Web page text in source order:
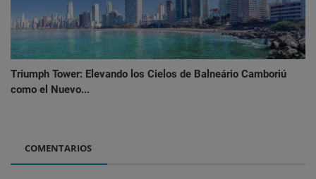
Triumph Tower: Elevando los Cielos de Balneário Camboriú
como el Nuevo...
COMENTARIOS